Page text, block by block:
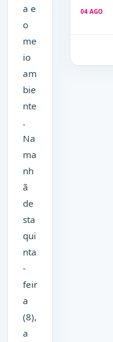
a e
o
me
io
am
bie
nte
.
Na
ma
nh
ã
de
sta
qui
nta
-
feir
a
(8),
a
04 AGO